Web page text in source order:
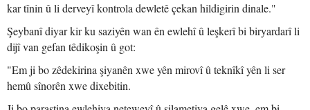
kar tînin û li derveyî kontrola dewletê çekan hildigirin dinale."
Şeybanî diyar kir ku saziyên wan ên ewlehî û leşkerî bi biryardarî li
dijî van gefan têdikoşin û got:
"Em ji bo zêdekirina şiyanên xwe yên mirovî û teknîkî yên li ser
hemû sînorên xwe dixebitin.